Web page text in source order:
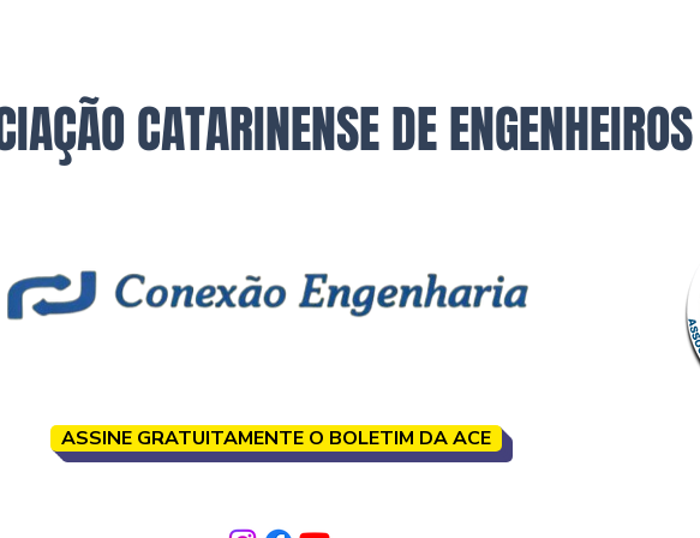
CATARINENSE DE ENGENHEIROS
ASSINE GRATUITAMENTE O BOLETIM DA ACE